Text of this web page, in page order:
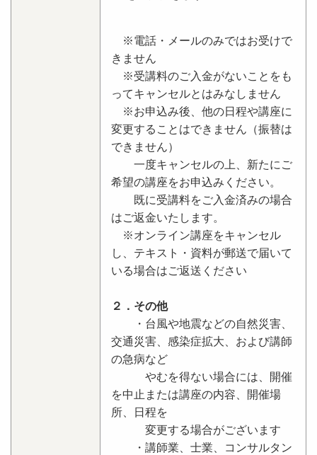
※電話・メールのみではお受けで
きません
※受講料のご入金がないことをも
ってキャンセルとはみなしません
※お申込み後、他の日程や講座に
変更することはできません（振替は
できません）
一度キャンセルの上、新たにご
希望の講座をお申込みください。
既に受講料をご入金済みの場合
はご返金いたします。
※オンライン講座をキャンセル
し、テキスト・資料が郵送で届いて
いる場合はご返送ください
２．その他
・台風や地震などの自然災害、
交通災害、感染症拡大、および講師
の急病など
やむを得ない場合には、開催
を中止または講座の内容、開催場
所、日程を
変更する場合がございます
・講師業、士業、コンサルタン